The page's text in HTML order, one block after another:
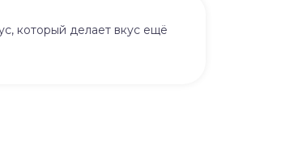
который делает вкус ещё